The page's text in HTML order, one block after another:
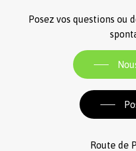
Posez vos questions ou
Route de